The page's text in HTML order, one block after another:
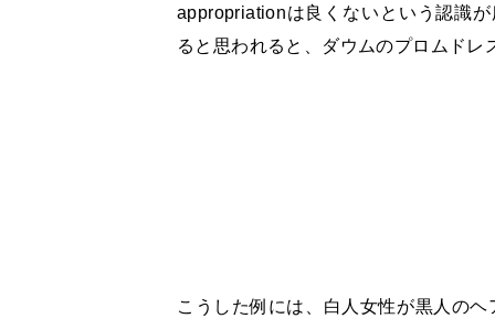
appropriationは良くないという認識
ると思われると、ダウムのプロムド
こうした例には、白人女性が黒人のヘ